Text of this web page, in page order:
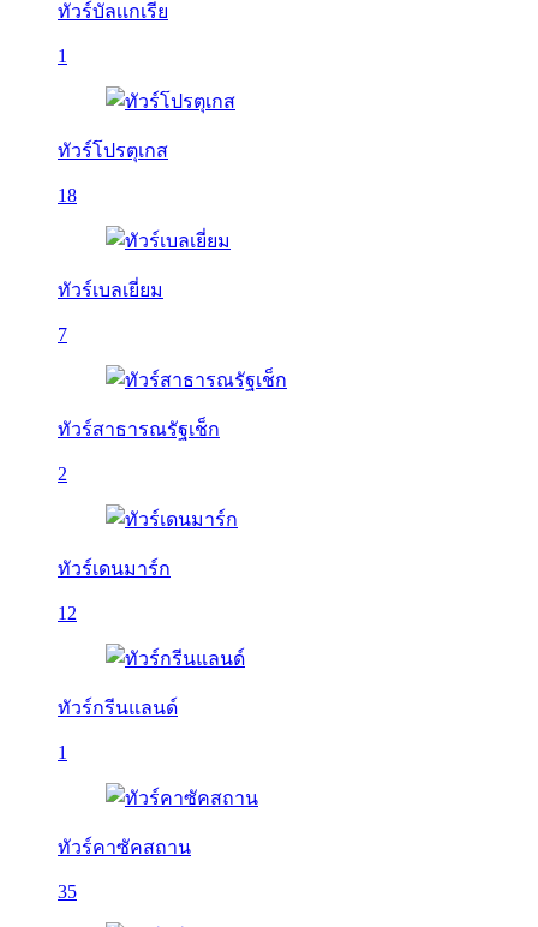
ทัวร์บัลเเกเรีย
1
ทัวร์โปรตุเกส
18
ทัวร์เบลเยี่ยม
7
ทัวร์สาธารณรัฐเช็ก
2
ทัวร์เดนมาร์ก
12
ทัวร์กรีนแลนด์
1
ทัวร์คาซัคสถาน
35